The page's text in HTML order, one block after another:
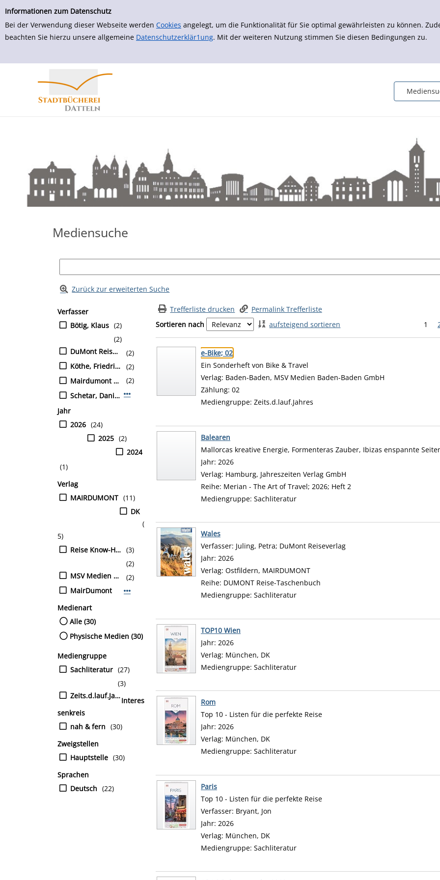
Informationen zum Datenschutz
Bei der Verwendung dieser Webseite werden Cookies angelegt, um die Funktionalität für Sie optimal gewährleisten zu können.
beachten Sie hierzu unsere allgemeine Datenschutzerklär1ung. Mit der weiteren Nutzung stimmen Sie diesen Bedingungen zu.
zur Navigation springen
zum Inhalt springen
Zu den Suchfiltern springen
Zur Trefferliste springen
Mediensuche
Zurück zur erweiterten Suche
Suchfilter
Zur Trefferliste springen
Verfasser
Bötig, Klaus (2)
DuMont Reiseverlag
(2)
Köthe, Friedrich
(2)
Mairdumont GmbH & Co. KG
(2)
Schetar, Daniela
(2)
Mehr Verfasser-Filter anzeigen
Jahr
2026 (24)
2025 (2)
2024
(1)
Verlag
MAIRDUMONT (11)
DK
(
5)
Reise Know-How Verlag Peter Rump GmbH
(3)
MSV Medien Baden-Baden GmbH
(2)
MairDumont
(2)
Medienart
Alle (30)
Physische Medien (30)
Mediengruppe
Sachliteratur (27)
Zeits.d.lauf.Jahres
(3)
Interes
senkreis
nah & fern (30)
Zweigstellen
Hauptstelle (30)
Sprachen
Deutsch (22)
Trefferliste drucken
Permalink Trefferliste
Sortieren nach
aufsteigend sortieren 1
Suchergebnis
Zu den Suchfiltern springen
e-Bike; 02
Ein Sonderheft von Bike & Travel
Suche nach diesem Verfasser
Verlag: Baden-Baden, MSV Medien Baden-Baden GmbH
Zählung: 02
Mediengruppe: Zeits.d.lauf.Jahres
Balearen
Mallorcas kreative Energie, Formenteras Zauber, Ibizas enspannte
Suche nach diesem Verfasser
Jahr: 2026
Verlag: Hamburg, Jahreszeiten Verlag GmbH
Reihe: Merian - The Art of Travel; 2026; Heft 2
Mediengruppe: Sachliteratur
Wales
Verfasser: Juling, Petra; DuMont Reiseverlag
Jahr: 2026
Verlag: Ostfildern, MAIRDUMONT
Reihe: DUMONT Reise-Taschenbuch
Mediengruppe: Sachliteratur
TOP10 Wien
Suche nach diesem Verfasser
Jahr: 2026
Verlag: München, DK
Mediengruppe: Sachliteratur
Rom
Top 10 - Listen für die perfekte Reise
Suche nach diesem Verfasser
Jahr: 2026
Verlag: München, DK
Mediengruppe: Sachliteratur
Paris
Top 10 - Listen für die perfekte Reise
Verfasser: Bryant, Jon
Jahr: 2026
Verlag: München, DK
Mediengruppe: Sachliteratur